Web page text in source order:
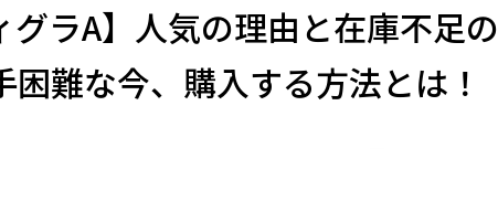
グラA】人気の理由と在庫不足の
難な今、購入する方法とは！